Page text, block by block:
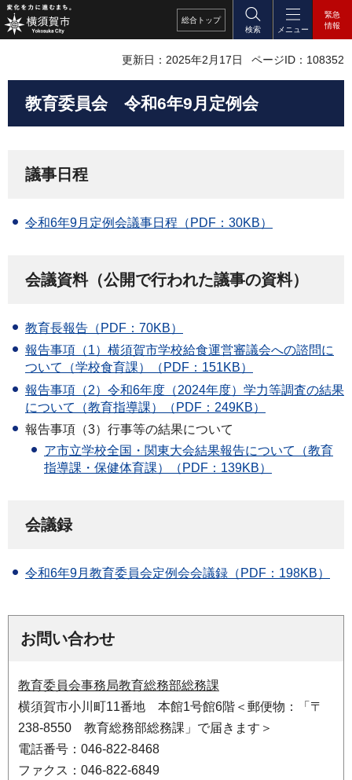
総合 トップ
検索
メニュー
緊急
情報
更新日：2025年2月17日 ページID：108352
教育委員会 令和6年9月定例会
議事日程
令和6年9月定例会議事日程（PDF：30KB）
会議資料（公開で行われた議事の資料）
教育長報告（PDF：70KB）
報告事項（1）横須賀市学校給食運営審議会への諮問に
ついて（学校食育課）（PDF：151KB）
報告事項（2）令和6年度（2024年度）学力等調査の結果
について（教育指導課）（PDF：249KB）
報告事項（3）行事等の結果について
ア市立学校全国・関東大会結果報告について（教育
指導課・保健体育課）（PDF：139KB）
会議録
令和6年9月教育委員会定例会会議録（PDF：198KB）
お問い合わせ
教育委員会事務局教育総務部総務課
横須賀市小川町11番地 本館1号館6階＜郵便物：「〒
238-8550 教育総務部総務課」で届きます＞
電話番号：046-822-8468
ファクス：046-822-6849